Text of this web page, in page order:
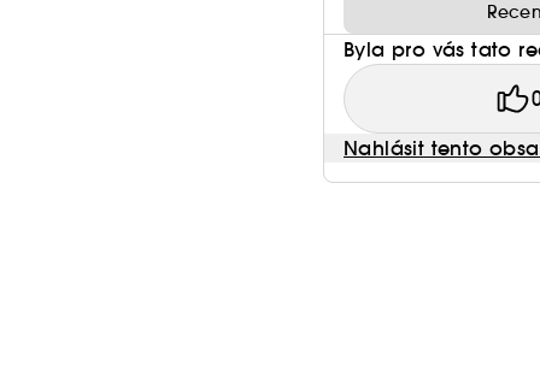
100 % spotřebitelů se shoduje, že tekutá tvářenka
● Snadno klouže a roztírá se, takže se hladce
Byla pro vás tato
Nahlásit tento